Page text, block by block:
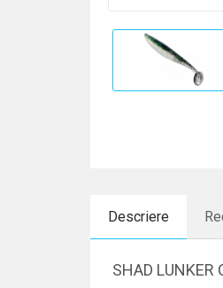
Descriere
SHAD LUNKER